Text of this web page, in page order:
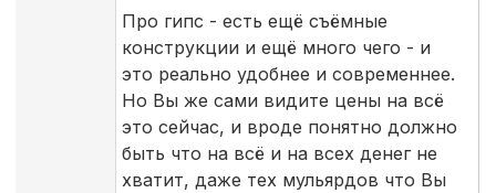
Про гипс - есть ещё съёмные
конструкции и ещё много чего - и
это реально удобнее и современнее.
Но Вы же сами видите цены на всё
это сейчас, и вроде понятно должно
быть что на всё и на всех денег не
хватит, даже тех мульярдов что Вы